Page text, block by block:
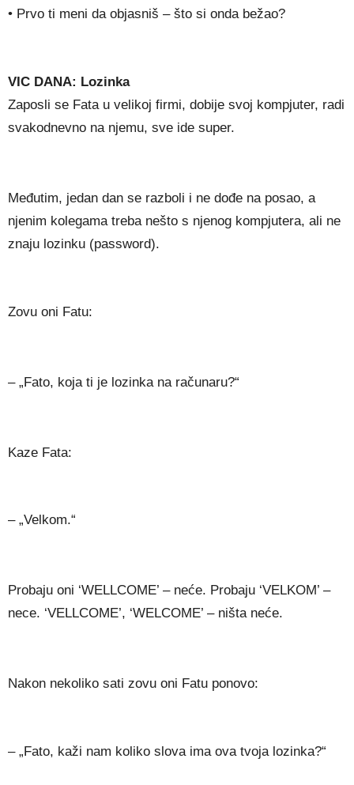
• Prvo ti meni da objasniš – što si onda bežao?
VIC DANA: Lozinka
Zaposli se Fata u velikoj firmi, dobije svoj kompjuter, radi
svakodnevno na njemu, sve ide super.
Međutim, jedan dan se razboli i ne dođe na posao, a
njenim kolegama treba nešto s njenog kompjutera, ali ne
znaju lozinku (password).
Zovu oni Fatu:
– „Fato, koja ti je lozinka na računaru?“
Kaze Fata:
– „Velkom.“
Probaju oni ‘WELLCOME’ – neće. Probaju ‘VELKOM’ –
nece. ‘VELLCOME’, ‘WELCOME’ – ništa neće.
Nakon nekoliko sati zovu oni Fatu ponovo:
– „Fato, kaži nam koliko slova ima ova tvoja lozinka?“